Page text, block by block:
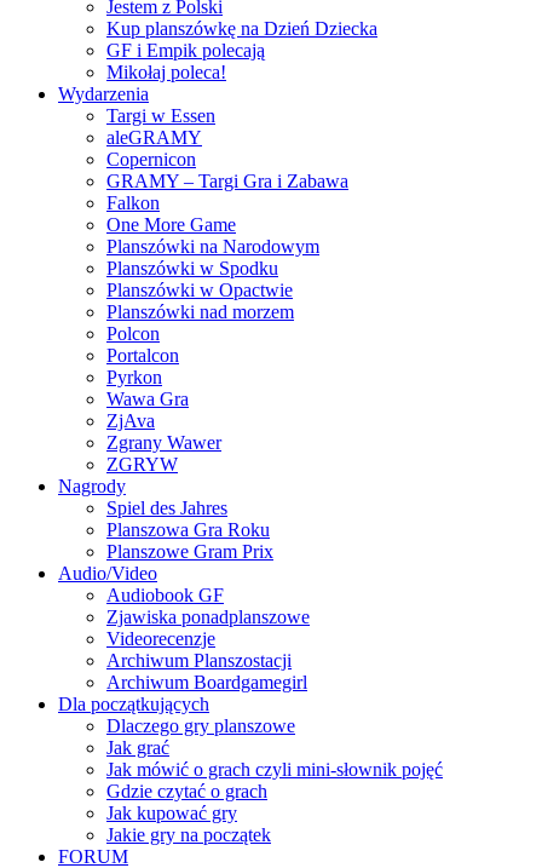
Jestem z Polski
Kup planszówkę na Dzień Dziecka
GF i Empik polecają
Mikołaj poleca!
Wydarzenia
Targi w Essen
aleGRAMY
Copernicon
GRAMY – Targi Gra i Zabawa
Falkon
One More Game
Planszówki na Narodowym
Planszówki w Spodku
Planszówki w Opactwie
Planszówki nad morzem
Polcon
Portalcon
Pyrkon
Wawa Gra
ZjAva
Zgrany Wawer
ZGRYW
Nagrody
Spiel des Jahres
Planszowa Gra Roku
Planszowe Gram Prix
Audio/Video
Audiobook GF
Zjawiska ponadplanszowe
Videorecenzje
Archiwum Planszostacji
Archiwum Boardgamegirl
Dla początkujących
Dlaczego gry planszowe
Jak grać
Jak mówić o grach czyli mini-słownik pojęć
Gdzie czytać o grach
Jak kupować gry
Jakie gry na początek
FORUM